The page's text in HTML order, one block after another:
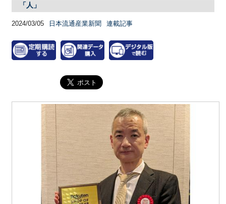
「人」
2024/03/05 日本流通産業新聞 連載記事